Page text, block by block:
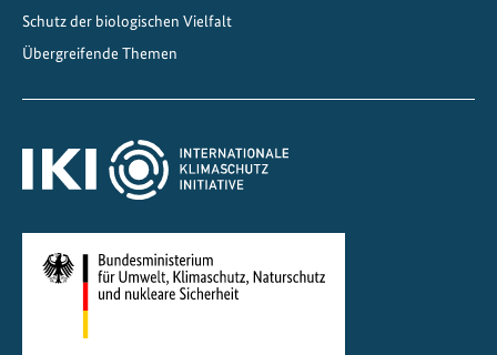
v
o
s
Schutz der biologischen Vielfalt
Übergreifende Themen